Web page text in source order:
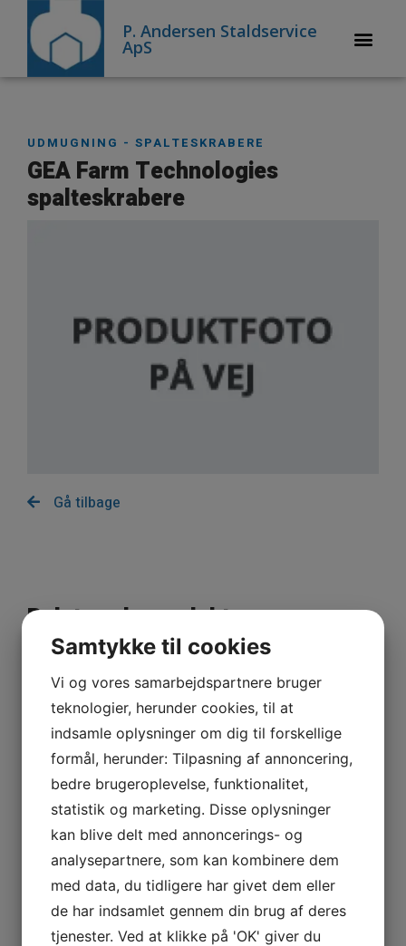
P. Andersen Staldservice
ApS
UDMUGNING - SPALTESKRABERE
GEA Farm Technologies
spalteskrabere
Gå tilbage
Relaterede produkter
Samtykke til cookies
Vi og vores samarbejdspartnere bruger
teknologier, herunder cookies, til at
indsamle oplysninger om dig til forskellige
formål, herunder: Tilpasning af annoncering,
bedre brugeroplevelse, funktionalitet,
statistik og marketing. Disse oplysninger
kan blive delt med annoncerings- og
analysepartnere, som kan kombinere dem
med data, du tidligere har givet dem eller
de har indsamlet gennem din brug af deres
tjenester. Ved at klikke på 'OK' giver du